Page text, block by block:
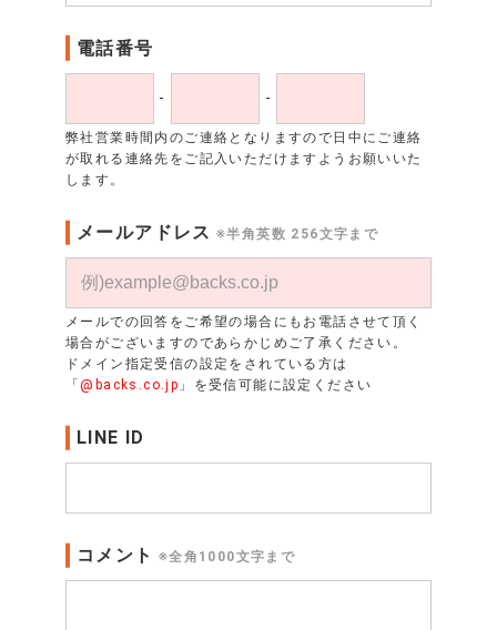
電話番号
- -
弊社営業時間内のご連絡となりますので日中にご連絡
が取れる連絡先をご記入いただけますようお願いいた
します。
メールアドレス ※半角英数 256文字まで
メールでの回答をご希望の場合にもお電話させて頂く
場合がございますのであらかじめご了承ください。
ドメイン指定受信の設定をされている方は
「@backs.co.jp 」を受信可能に設定ください
LINE ID
コメント ※全角1000文字まで